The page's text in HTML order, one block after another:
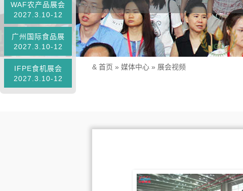
WAF农产品展会
2027.3.10-12
广州国际食品展
2027.3.10-12
IFPE食机展会
2027.3.10-12
& 首页 » 媒体中心 » 展会视频